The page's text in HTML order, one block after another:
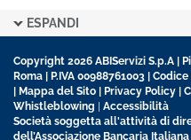
ESPANDI
Copyright 2026 ABIServizi S.p.A |
Roma | P.IVA 00988761003 | Codice
Mappa del Sito Privacy Policy
Whistleblowing
Accessibilità
Società soggetta all'attività di
dell’Associazione Bancaria